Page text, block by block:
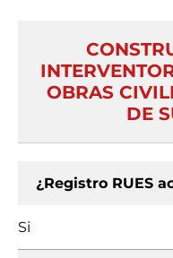
OBRAS
DE
¿Registro RUES
Si